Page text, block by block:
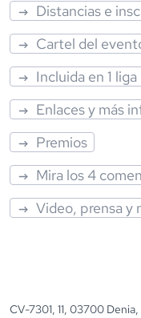
Distancias e
Cartel del
Incluida en 1 liga
Enlaces y más
Premios
Mira los 4
Video, prensa y
CV-7301, 11, 03700